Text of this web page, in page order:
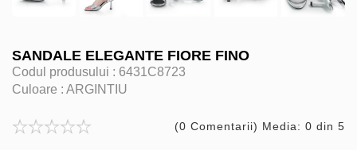
SANDALE ELEGANTE FIORE FINO
Codul produsului : 6431C8723
Culoare : ARGINTIU
(0 Comentarii) Media: 0 din 5